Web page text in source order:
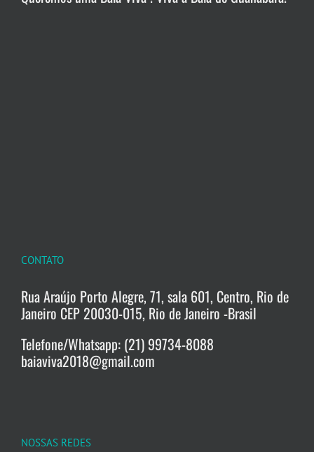
CONTATO
Rua Araújo Porto Alegre, 71, sala 601, Centro, Rio de
Janeiro CEP 20030-015, Rio de Janeiro -Brasil
Telefone/Whatsapp: (21) 99734-8088
baiaviva2018@gmail.com
NOSSAS REDES